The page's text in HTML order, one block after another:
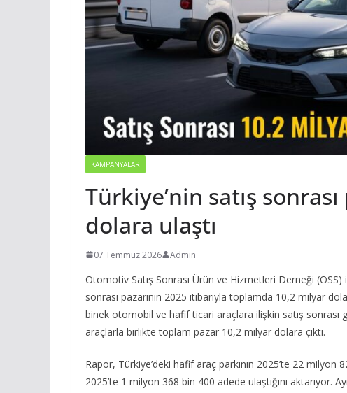
KAMPANYALAR
Türkiye’nin satış
dolara ulaştı
07 Temmuz 2026 Admin
Otomotiv Satış Sonrası Ürün ve Hizmetleri Derneği
sonrası pazarının 2025 itibarıyla toplamda 10,2 milyar
binek otomobil ve hafif ticari araçlara ilişkin satış
araçlarla birlikte toplam pazar 10,2 milyar dolara çıktı.
Rapor, Türkiye’deki hafif araç parkının 2025’te 22 milyon
2025’te 1 milyon 368 bin 400 adede ulaştığını aktarıyor.